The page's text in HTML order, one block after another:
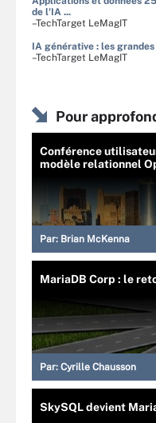
de l'IA ...
–TechTarget LeMagIT
IA générative : les
–TechTarget LeMagIT
Pour
Conférence
modèle relationnel
Par: Brian McKenna
MariaDB Corp : le
Par: Cyrille Chausson
SkySQL devient